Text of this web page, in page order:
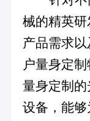
械的精英
产品需求
户量身定
量身定制
设备，能